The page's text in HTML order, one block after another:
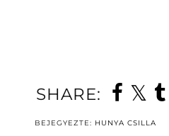
SHARE:
BEJEGYEZTE: HUNYA CSILLA